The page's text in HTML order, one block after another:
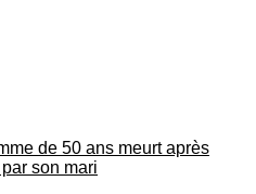
de 50 ans meurt après
son mari